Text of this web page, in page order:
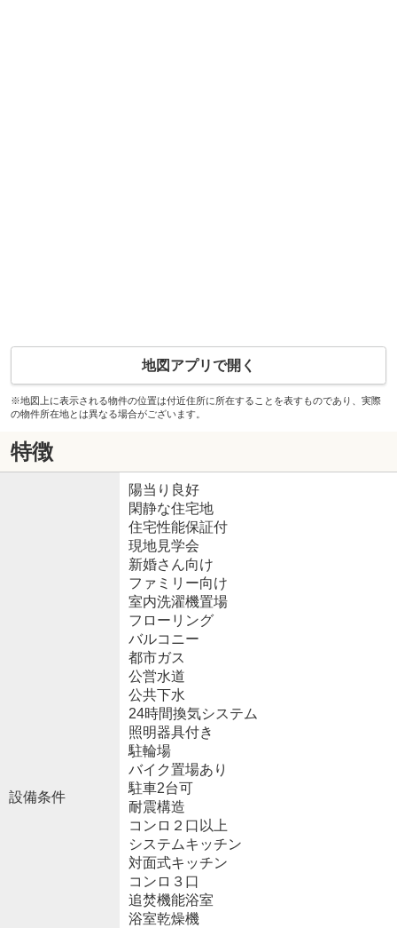
地図アプリで開く
※地図上に表示される物件の位置は付近住所に所在することを表すものであり、実際
の物件所在地とは異なる場合がございます。
特徴
設備条件
陽当り良好
閑静な住宅地
住宅性能保証付
現地見学会
新婚さん向け
ファミリー向け
室内洗濯機置場
フローリング
バルコニー
都市ガス
公営水道
公共下水
24時間換気システム
照明器具付き
駐輪場
バイク置場あり
駐車2台可
耐震構造
コンロ２口以上
システムキッチン
対面式キッチン
コンロ３口
追焚機能浴室
浴室乾燥機